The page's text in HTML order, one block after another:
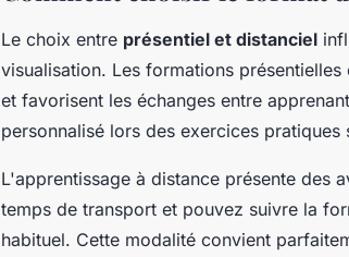
Le choix entre présentiel et distanciel
visualisation. Les formations
et favorisent les échanges entre
personnalisé lors des exercices
L'apprentissage à distance présente des
temps de transport et pouvez suivre la
habituel. Cette modalité convient